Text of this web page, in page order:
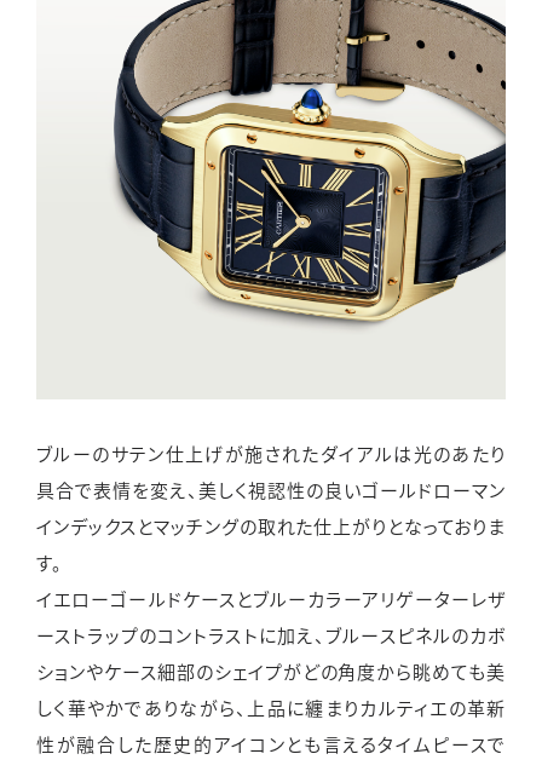
ブルーのサテン仕上げが施されたダイアルは光のあたり
具合で表情を変え、美しく視認性の良いゴールドローマン
インデックスとマッチングの取れた仕上がりとなっておりま
す。
イエローゴールドケースとブルーカラーアリゲーターレザ
ーストラップのコントラストに加え、ブルースピネルのカボ
ションやケース細部のシェイプがどの角度から眺めても美
しく華やかでありながら、上品に纏まりカルティエの革新
性が融合した歴史的アイコンとも言えるタイムピースで